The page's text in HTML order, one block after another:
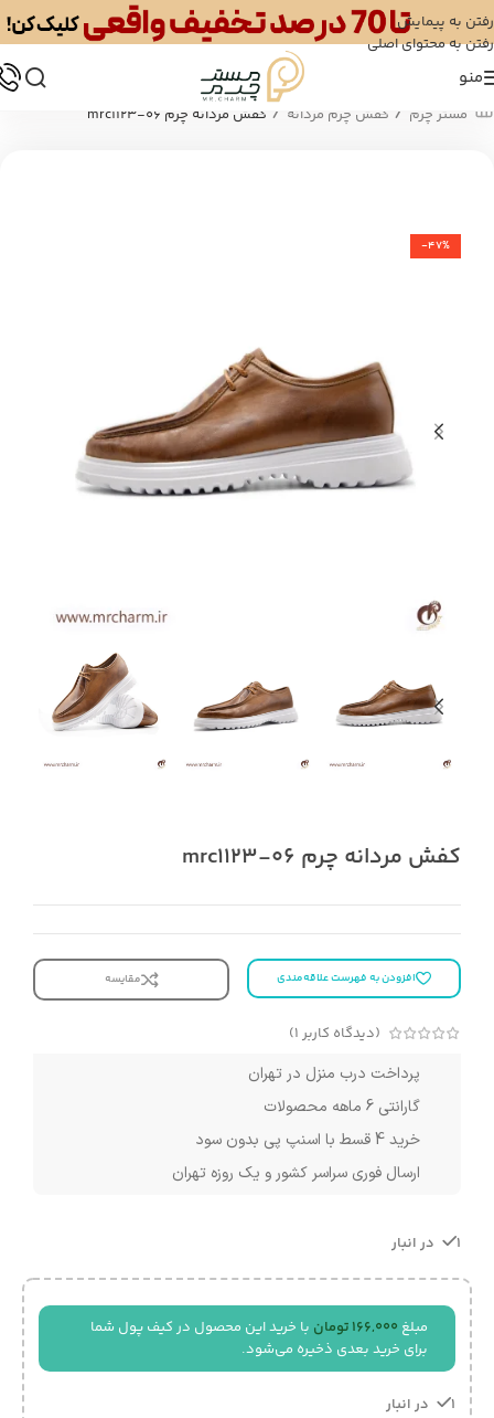
رفتن به پیمایش
رفتن به محتوای اصلی
منو
مستر چرم / کفش چرم مردانه / کفش مردانه چرم mrc1123-06
-47%
کفش مردانه چرم mrc1123-06
افزودن به فهرست علاقه‌مندی مقایسه
(دیدگاه کاربر 1
)
پرداخت درب منزل در تهران
گارانتی 6 ماهه محصولات
خرید 4 قسط با اسنپ پی بدون سود
ارسال فوری سراسر کشور و یک روزه تهران
1 در انبار
مبلغ 166,000 تومان با خرید این محصول در کیف پول شما
برای خرید بعدی ذخیره می‌شود.
1 در انبار